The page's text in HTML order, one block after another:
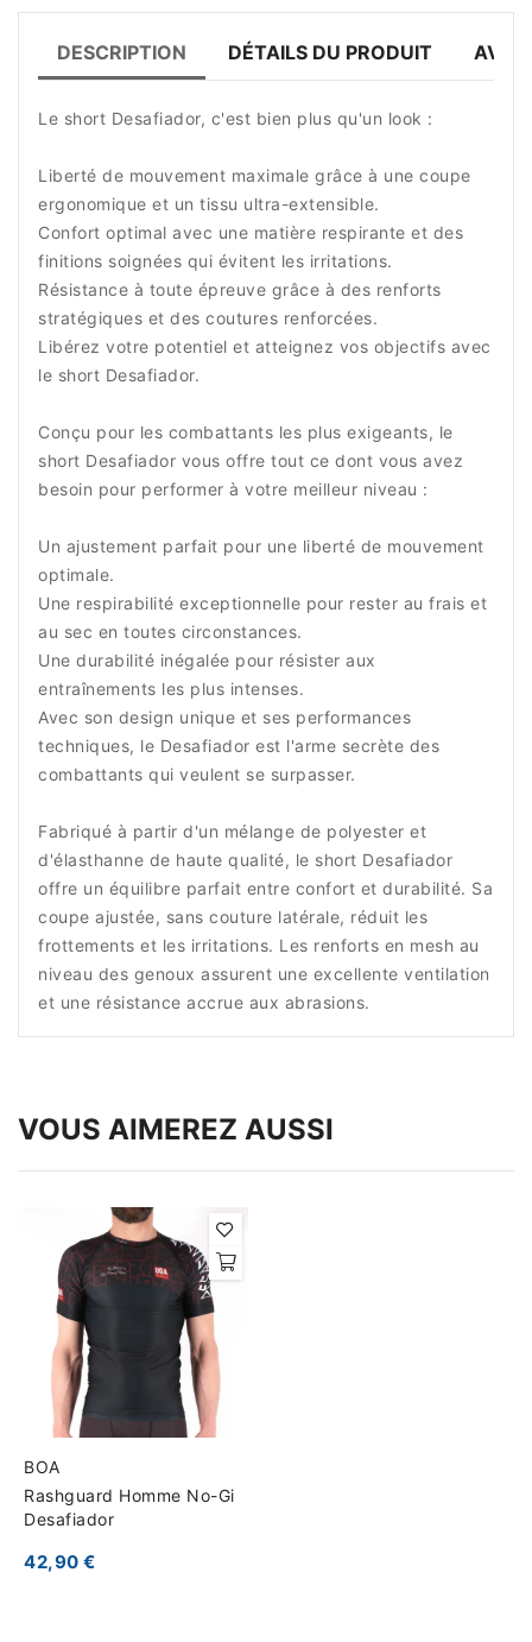
DESCRIPTION DÉTAILS DU PRODUIT AVIS
Le short Desafiador, c'est bien plus qu'un look :
Liberté de mouvement maximale grâce à une coupe
ergonomique et un tissu ultra-extensible.
Confort optimal avec une matière respirante et des
finitions soignées qui évitent les irritations.
Résistance à toute épreuve grâce à des renforts
stratégiques et des coutures renforcées.
Libérez votre potentiel et atteignez vos objectifs avec
le short Desafiador.
Conçu pour les combattants les plus exigeants, le
short Desafiador vous offre tout ce dont vous avez
besoin pour performer à votre meilleur niveau :
Un ajustement parfait pour une liberté de mouvement
optimale.
Une respirabilité exceptionnelle pour rester au frais et
au sec en toutes circonstances.
Une durabilité inégalée pour résister aux
entraînements les plus intenses.
Avec son design unique et ses performances
techniques, le Desafiador est l'arme secrète des
combattants qui veulent se surpasser.
Fabriqué à partir d'un mélange de polyester et
d'élasthanne de haute qualité, le short Desafiador
offre un équilibre parfait entre confort et durabilité. Sa
coupe ajustée, sans couture latérale, réduit les
frottements et les irritations. Les renforts en mesh au
niveau des genoux assurent une excellente ventilation
et une résistance accrue aux abrasions.
VOUS AIMEREZ AUSSI
BOA
Rashguard Homme No-Gi
Desafiador
42,90 €